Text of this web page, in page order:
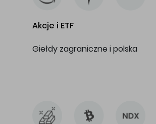
Akcje i ETF
Giełdy zagraniczne i polska